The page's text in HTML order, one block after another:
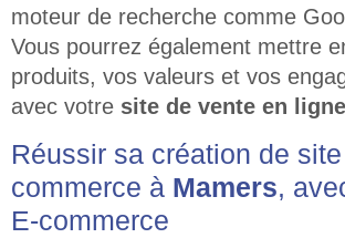
moteur de recherche comme
Vous pourrez également mettre
produits, vos valeurs et vos
avec votre site de vente en ligne
Réussir sa création de
commerce à Mamers,
E-commerce